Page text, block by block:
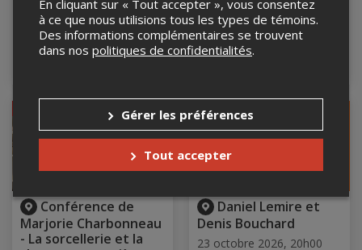
Caroline Planté
22 octobre 2026, 19h30
Maison de la culture de
Rosemont–La Petite-Patrie,
MEILLEURE AMIE JOSEE
BOUDREAULT
22 octobre 2026, 19h30
Centre d'art de Richmond,
Conférence de
Marjorie Charbonneau
- La sorcellerie et la
Daniel Lemire et
Denis Bouchard
23 octobre 2026, 20h00
NOUVELLE DATE
En cliquant sur « Tout accepter », vous consentez
à ce que nous utilisions tous les types de témoins.
Des informations complémentaires se trouvent
dans nos politiques de confidentialités.
Gérer les préférences
Tout accepter